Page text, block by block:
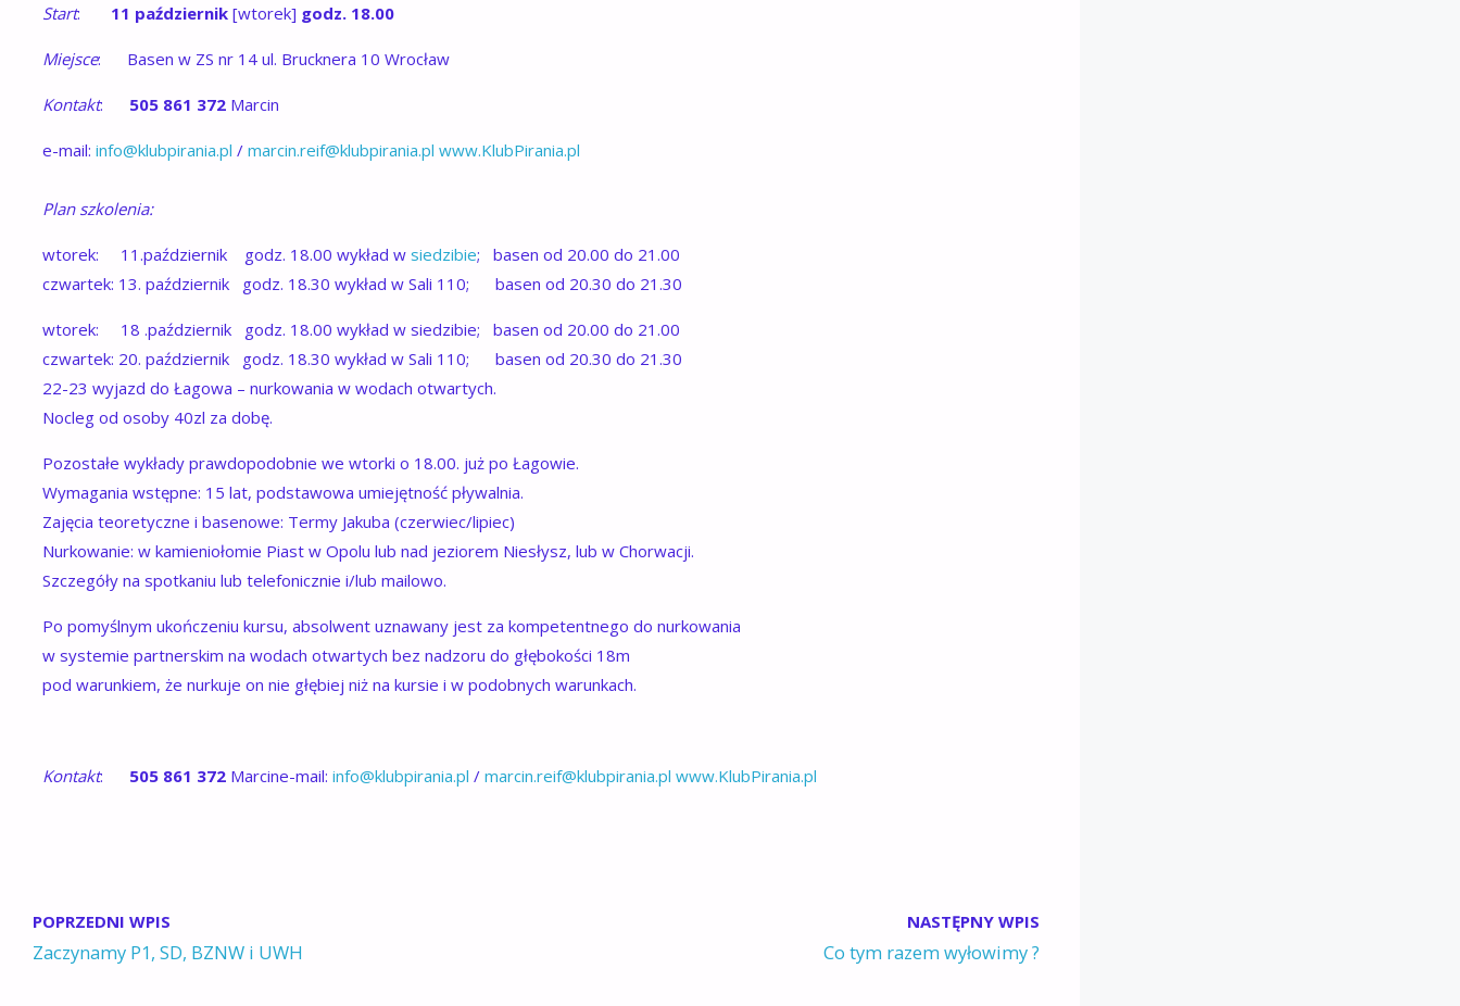
Start: 11 październik[wtorek] godz. 18.00
Miejsce: Basen w ZS nr 14 ul. Brucknera 10 Wrocław
Kontakt: 505 861 372 Marcin
e-mail:info@klubpirania.pl /marcin.reif@klubpirania.pl www.KlubPirania.pl
Plan szkolenia:
wtorek: 11.październik godz. 18.00 wykład wsiedzibie; basen od 20.00 do 21.00
czwartek: 13. październik godz. 18.30 wykład w Sali 110; basen od 20.30 do 21.30
wtorek: 18 .październik godz. 18.00 wykład w siedzibie; basen od 20.00 do 21.00
czwartek: 20. październik godz. 18.30 wykład w Sali 110; basen od 20.30 do 21.30
22-23 wyjazd do Łagowa – nurkowania w wodach otwartych.
Nocleg od osoby 40zl za dobę.
Pozostałe wykłady prawdopodobnie we wtorki o 18.00. już po Łagowie.
Wymagania wstępne: 15 lat, podstawowa umiejętność pływalnia.
Zajęcia teoretyczne i basenowe: Termy Jakuba (czerwiec/lipiec)
Nurkowanie: w kamieniołomie Piast w Opolu lub nad jeziorem Niesłysz, lub w Chorwacji.
Szczegóły na spotkaniu lub telefonicznie i/lub mailowo.
Po pomyślnym ukończeniu kursu, absolwent uznawany jest za kompetentnego do nurkowania
w systemie partnerskim na wodach otwartych bez nadzoru do głębokości 18m
pod warunkiem, że nurkuje on nie głębiej niż na kursie i w podobnych warunkach.
Kontakt: 505 861 372 Marcine-mail:info@klubpirania.pl /marcin.reif@klubpirania.pl www.KlubPirania.pl
POPRZEDNI WPIS
Zaczynamy P1, SD, BZNW i UWH
NASTĘPNY WPIS
Co tym razem wyłowimy ?